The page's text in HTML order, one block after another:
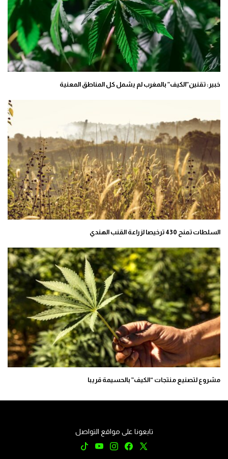
خبير: تقنين”الكيف” بالمغرب لم يشمل كل المناطق المعنية
السلطات تمنح 430 ترخيصا لزراعة القنب الهندي
مشروع لتصنيع منتجات “الكيف” بالحسيمة قريبا
تابعونا على مواقع التواصل